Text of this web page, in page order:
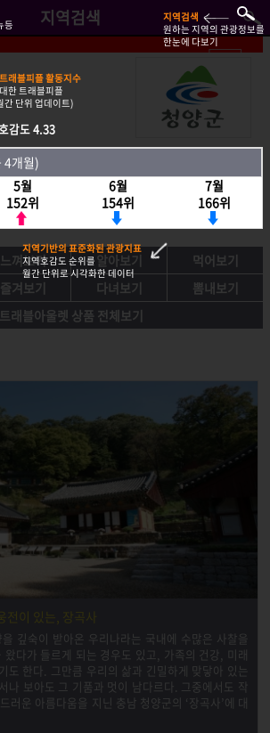
지역검색
감도 4.33
개월)
5월
152위
6월
154위
7월
166위
느껴보기 알아보기
먹어보기
즐겨보기 다녀보기
뽐내보기
트래블아울렛 상품 전체보기
전이 있는, 장곡사
을 깊숙이 받아온 우리나라는 국내에 수많은 사찰을
왔다가 들르게 되는 경우도 있고, 가족의 건강, 미래
도 한다. 그만큼 우리의 삶과 긴밀하게 맞닿아 있는
나 보아도 그 기품과 멋이 남다르다. 그중에서도 작
러운 아름다움을 지닌 충남 청양군의 ‘장곡사’에 대
감도 4.33
4개월)
5월
152위
6월
154위
7월
166위
등
지역검색
원하는 지역의 관광정보를
한눈에 다보기
래블피플 활동지수
한 트래블피플
간 단위 업데이트)
지역기반의 표준화된 관광지표
지역호감도 순위를
월간 단위로 시각화한 데이터